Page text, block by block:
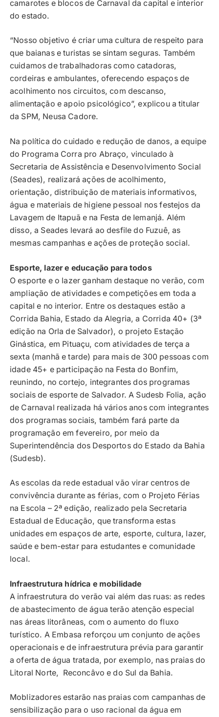
camarotes e blocos de Carnaval da capital e interior
do estado.
“Nosso objetivo é criar uma cultura de respeito para
que baianas e turistas se sintam seguras. Também
cuidamos de trabalhadoras como catadoras,
cordeiras e ambulantes, oferecendo espaços de
acolhimento nos circuitos, com descanso,
alimentação e apoio psicológico”, explicou a titular
da SPM, Neusa Cadore.
Na política do cuidado e redução de danos, a equipe
do Programa Corra pro Abraço, vinculado à
Secretaria de Assistência e Desenvolvimento Social
(Seades), realizará ações de acolhimento,
orientação, distribuição de materiais informativos,
água e materiais de higiene pessoal nos festejos da
Lavagem de Itapuã e na Festa de Iemanjá. Além
disso, a Seades levará ao desfile do Fuzuê, as
mesmas campanhas e ações de proteção social.
Esporte, lazer e educação para todos
O esporte e o lazer ganham destaque no verão, com
ampliação de atividades e competições em toda a
capital e no interior. Entre os destaques estão a
Corrida Bahia, Estado da Alegria, a Corrida 40+ (3ª
edição na Orla de Salvador), o projeto Estação
Ginástica, em Pituaçu, com atividades de terça a
sexta (manhã e tarde) para mais de 300 pessoas com
idade 45+ e participação na Festa do Bonfim,
reunindo, no cortejo, integrantes dos programas
sociais de esporte de Salvador. A Sudesb Folia, ação
de Carnaval realizada há vários anos com integrantes
dos programas sociais, também fará parte da
programação em fevereiro, por meio da
Superintendência dos Desportos do Estado da Bahia
(Sudesb).
As escolas da rede estadual vão virar centros de
convivência durante as férias, com o Projeto Férias
na Escola – 2ª edição, realizado pela Secretaria
Estadual de Educação, que transforma estas
unidades em espaços de arte, esporte, cultura, lazer,
saúde e bem-estar para estudantes e comunidade
local.
Infraestrutura hídrica e mobilidade
A infraestrutura do verão vai além das ruas: as redes
de abastecimento de água terão atenção especial
nas áreas litorâneas, com o aumento do fluxo
turístico. A Embasa reforçou um conjunto de ações
operacionais e de infraestrutura prévia para garantir
a oferta de água tratada, por exemplo, nas praias do
Litoral Norte, Reconcâvo e do Sul da Bahia.
Moblizadores estarão nas praias com campanhas de
sensibilização para o uso racional da água em